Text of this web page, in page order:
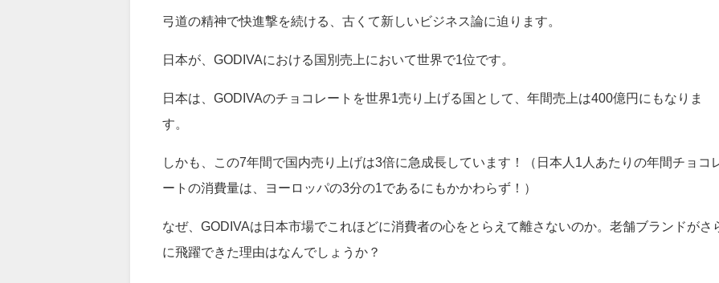
弓道の精神で快進撃を続ける、古くて新しいビジネス論に迫ります。
日本は、GODIVAのチョコレートを世界1売り上げる国として、年間売上は400億円にもなりま
しかも、この7年間で国内売り上げは3倍に急成長しています！（日本人1人あたりの年間チョコレ